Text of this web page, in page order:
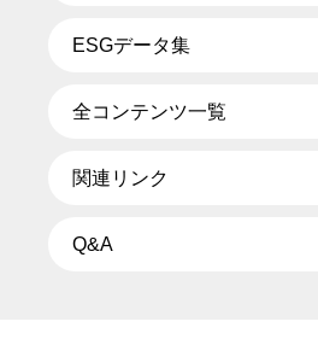
ESGデータ集
全コンテンツ一覧
関連リンク
Q&A